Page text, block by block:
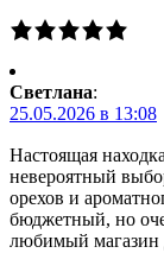
Светлана:
25.05.2026 в 13:08
Настоящая
невероятный
орехов и
бюджетный, но
любимый магазин